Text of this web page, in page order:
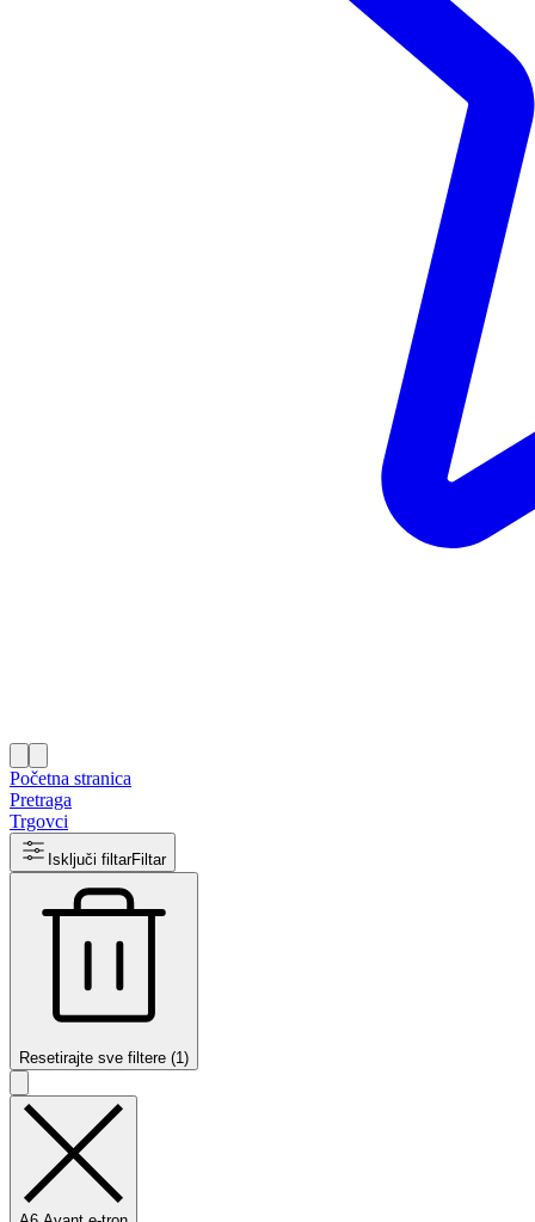
Početna stranica
Pretraga
Trgovci
Isključi filtarFiltar
Resetirajte sve filtere (1)